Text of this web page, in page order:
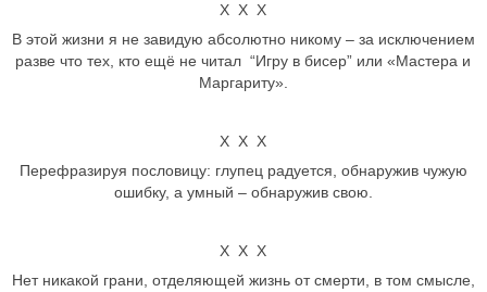
Х Х Х
В этой жизни я не завидую абсолютно никому – за исключением
разве что тех, кто ещё не читал “Игру в бисер” или «Мастера и
Маргариту».
Х Х Х
Перефразируя пословицу: глупец радуется, обнаружив чужую
ошибку, а умный – обнаружив свою.
Х Х Х
Нет никакой грани, отделяющей жизнь от смерти, в том смысле,